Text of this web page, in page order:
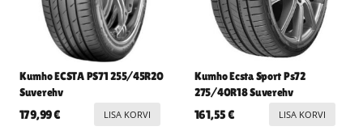
Kumho ECSTA PS71 255/45R20
Suverehv
179,99€ LISA KORVI
Kumho Ecsta Sport Ps72
275/40R18 Suverehv
161,55€ LISA KORVI